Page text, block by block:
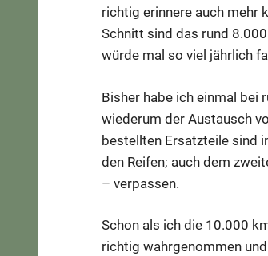
richtig erinnere auch mehr
Schnitt sind das rund
würde mal so viel jährlich
Bisher habe ich einmal bei
wiederum der Austausch
bestellten Ersatzteile sind
den Reifen; auch dem
– verpassen.
Schon als ich die 10.000
richtig wahrgenommen